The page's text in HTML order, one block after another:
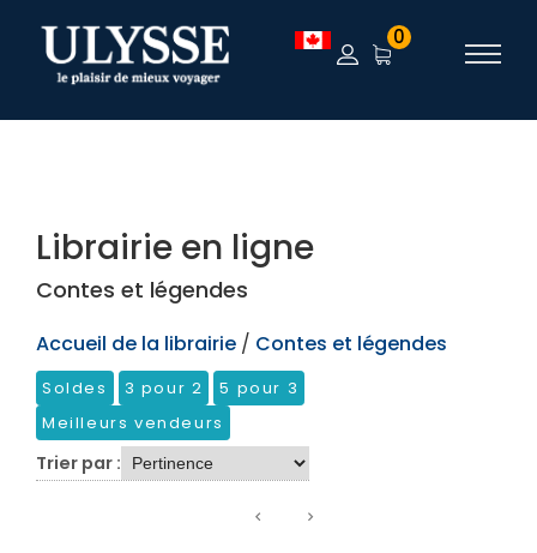
TEST 0
Librairie en ligne
Contes et légendes
Accueil de la librairie / Contes et légendes
Soldes 3 pour 2
5 pour 3
Meilleurs vendeurs
Trier par :